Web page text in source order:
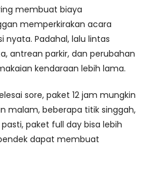
membuat biaya
memperkirakan acara
nyata. Padahal, lalu lintas
antrean parkir, dan perubahan
kendaraan lebih lama.
sore, paket 12 jam mungkin
malam, beberapa titik singgah,
paket full day bisa lebih
dapat membuat